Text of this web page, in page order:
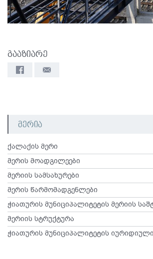
გააზიარე
მერია
ქალაქის მერი
მერის მოადგილეები
მერიის სამსახურები
მერის წარმომადგენლები
ჭიათურის მუნიციპალიტეტის მერიის
მერიის სტრუქტურა
ჭიათურის მუნიციპალიტეტის